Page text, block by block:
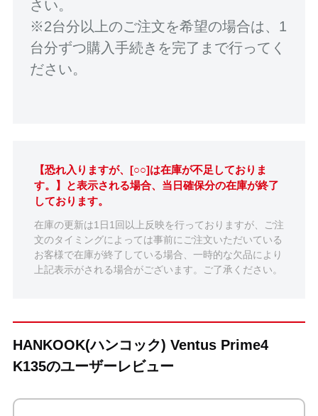
さい。
※2台分以上のご注文を希望の場合は、1
台分ずつ購入手続きを完了まで行ってく
ださい。
【恐れ入りますが、[○○]は在庫が不足しておりま
す。】と表示される場合、当日確保分の在庫が終了
しております。
在庫の更新は1日1回以上反映を行っておりますが、ご注
文のタイミングによっては事前にご注文いただいている
お客様で在庫が終了している場合、一時的な欠品により
上記表示がされる場合がございます。ご了承ください。
HANKOOK(ハンコック) Ventus Prime4
K135のユーザーレビュー